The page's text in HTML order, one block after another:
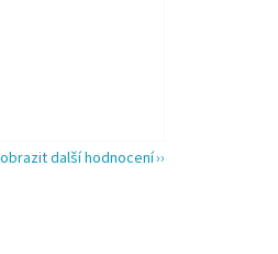
další hodnocení